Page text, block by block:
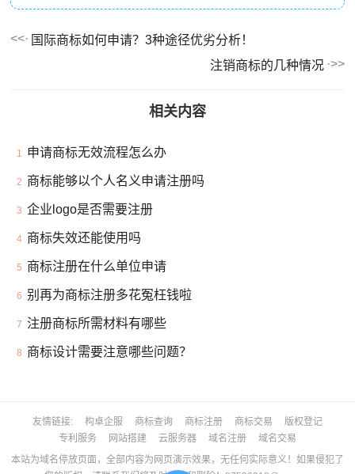
国际商标如何申请？3种途径优劣分析！
注销商标的几种情况
相关内容
1 申请商标无效流程怎么办
2 商标能够以个人名义申请注册吗
3 企业logo是否需要注册
4 商标失效还能使用吗
5 商标注册在什么单位申请
6 别再为商标注册多花冤枉钱啦
7 注册商标所需材料有哪些
8 商标设计需要注意哪些问题？
友情链接 构卓企服 商标查询 商标注册 商标交易
版权登记
专利服务
网站搭建 云服务器 域名注册
域名交易
本站为域名停放页面，全部内容为网页演示效果，无任何实际意义！如果侵犯了